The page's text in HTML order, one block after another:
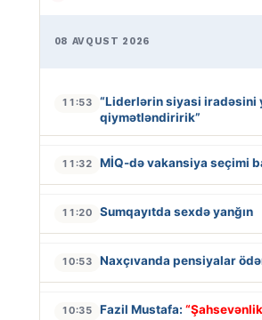
08 AVQUST 2026
11:53
“Liderlərin siyasi iradəsini
qiymətləndiririk”
11:32 MİQ-də vakansiya seçimi
11:20 Sumqayıtda sexdə yanğın
10:53 Naxçıvanda pensiyalar
10:35 Fazil Mustafa: